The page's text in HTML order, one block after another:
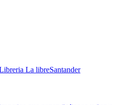
La libreSantander